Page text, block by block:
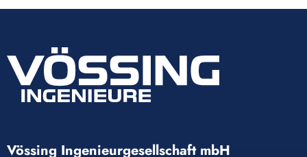
Vössing Ingenieurgesellschaft mbH